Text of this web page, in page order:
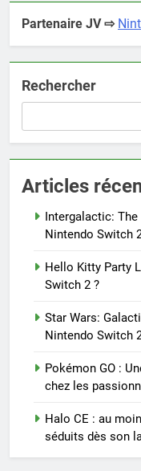
Partenaire JV ⇨
Rechercher
Articles
Intergalactic:
Nintendo Switch
Hello Kitty Party
Switch 2 ?
Star Wars:
Nintendo Switch
Pokémon GO :
chez les
Halo CE : au
séduits dès son